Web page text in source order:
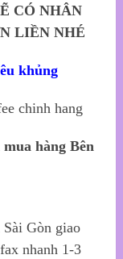
CÓ NHÂN
LIỀN NHÉ
khủng
hàng Bên
Gòn giao
nhanh 1-3